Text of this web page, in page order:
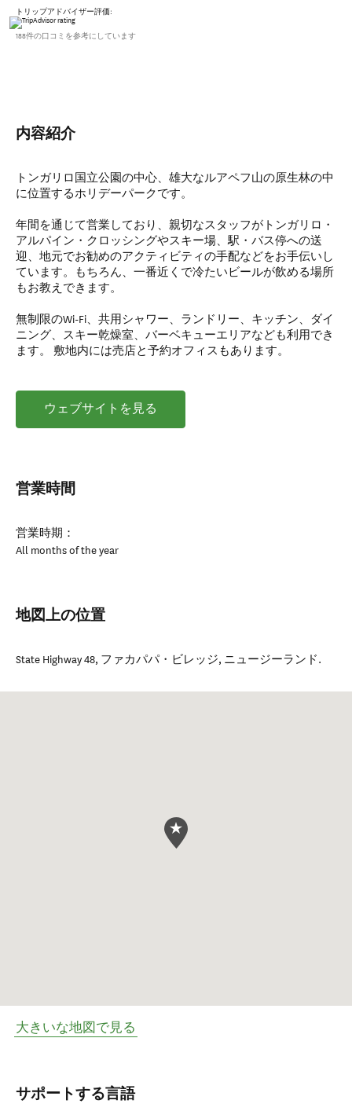
トリップアドバイザー評価:
188件の口コミを参考にしています
内容紹介
トンガリロ国立公園の中心、雄大なルアペフ山の原生林の中
に位置するホリデーパークです。
年間を通じて営業しており、親切なスタッフがトンガリロ・
アルパイン・クロッシングやスキー場、駅・バス停への送
迎、地元でお勧めのアクティビティの手配などをお手伝いし
ています。もちろん、一番近くで冷たいビールが飲める場所
もお教えできます。
無制限のWi-Fi、共用シャワー、ランドリー、キッチン、ダイ
ニング、スキー乾燥室、バーベキューエリアなども利用でき
ます。 敷地内には売店と予約オフィスもあります。
ウェブサイトを見る
営業時間
営業時期：
All months of the year
地図上の位置
State Highway 48, ファカパパ・ビレッジ, ニュージーランド.
大きいな地図で見る
サポートする言語